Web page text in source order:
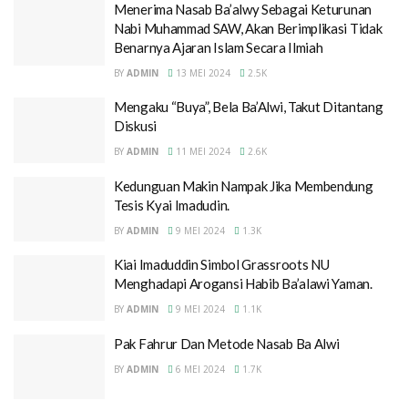
Menerima Nasab Ba’alwy Sebagai Keturunan
Nabi Muhammad SAW, Akan Berimplikasi Tidak
Benarnya Ajaran Islam Secara Ilmiah
BY ADMIN 13 MEI 2024 2.5K
Mengaku “Buya”, Bela Ba’Alwi, Takut Ditantang
Diskusi
BY ADMIN 11 MEI 2024 2.6K
Kedunguan Makin Nampak Jika Membendung
Tesis Kyai Imadudin.
BY ADMIN 9 MEI 2024 1.3K
Kiai Imaduddin Simbol Grassroots NU
Menghadapi Arogansi Habib Ba’alawi Yaman.
BY ADMIN 9 MEI 2024 1.1K
Pak Fahrur Dan Metode Nasab Ba Alwi
BY ADMIN 6 MEI 2024 1.7K